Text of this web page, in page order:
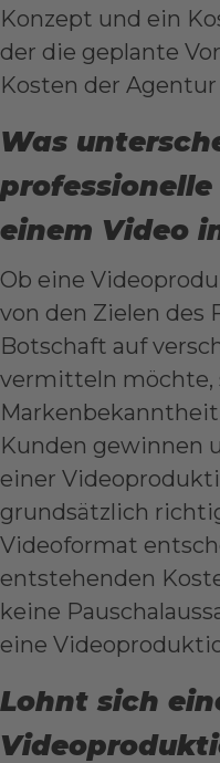
Konzept und ein
der die geplante
Kosten der
Was
einem Video
Ob eine
von den Zielen des
Botschaft auf
vermitteln möchte,
Kunden gewinnen
einer
grundsätzlich
Videoformat
entstehenden
keine
eine
Lohnt sich